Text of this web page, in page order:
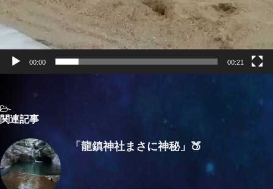
00:00 00:21
-
関連記事
「龍鎮神社まさに神秘」🍑